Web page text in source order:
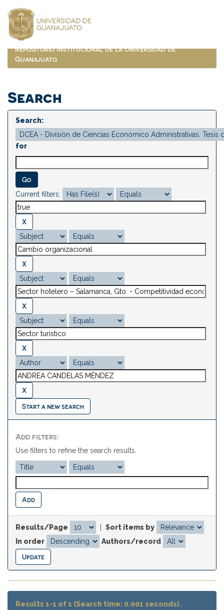
navigation
Repositorio Institucional de la Universidad de
Guanajuato
Search
Search:
for
Current filters:
Start a new search
Add filters:
Use filters to refine the search results.
Results/Page
Sort items by
In order
Authors/record
Results 1-1 of 1 (Search time: 0.001 seconds).